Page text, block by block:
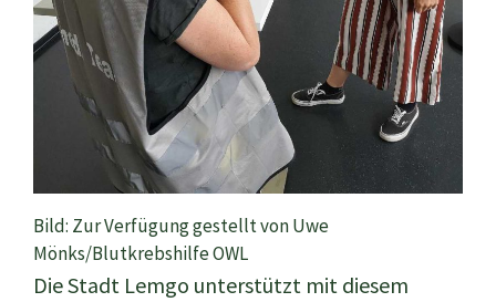
Bild: Zur Verfügung gestellt von Uwe
Mönks/Blutkrebshilfe OWL
Die Stadt Lemgo unterstützt mit diesem